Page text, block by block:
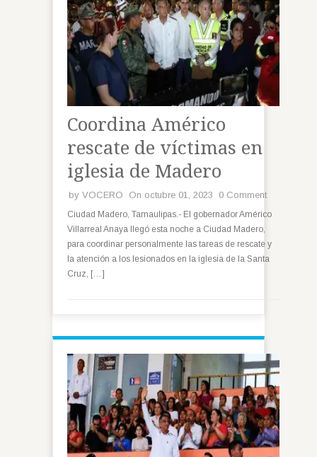
Coordina Américo
rescate de víctimas en
iglesia de Madero
by VOCERO On octubre 01, 2023 0 Comment
Ciudad Madero, Tamaulipas.- El gobernador Américo
Villarreal Anaya llegó esta noche a Ciudad Madero,
para coordinar personalmente las tareas de rescate y
la atención a los lesionados en la iglesia de la Santa
Cruz, […]